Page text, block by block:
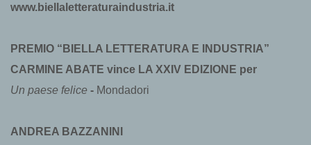
www.biellaletteraturaindustria.it
PREMIO “BIELLA LETTERATURA E INDUSTRIA”
CARMINE ABATE vince LA XXIV EDIZIONE per
Un paese felice - Mondadori
ANDREA BAZZANINI